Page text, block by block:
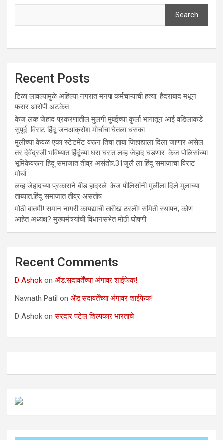
Search
Recent Posts
टिळा लावल्यामुळे अहिल्या नगरात मनपा कर्मचाऱ्याची हत्या. हैदराबाद मधून
फरार आरोपी अटकेत.
केज लव्ह जेहाद प्रकरणातील मुलगी मुंबईच्या कुर्ला भागातून आई वडिलांकडे
सुपूर्द. विराट हिंदू जनआक्रोश मोर्चाचा घेतला धसका
मुलीच्या केवळ एका स्टेटमेंट वरून तिचा ताबा जिहाद्याला दिला जाणार असेल
तर देवेंद्रजी भविष्यात हिंदूंच्या घरा घरात लव्ह जेहाद घडणार. केज पोलिसांच्या
भूमिकेवरून हिंदू समाजात तीव्र असंतोष.31जुलै ला हिंदू समाजाचा विराट
मोर्चा.
लव्ह जेहादच्या प्रकाराने बीड हादरले. केज पोलिसांनी मुलीला दिले मुलाच्या
ताब्यात.हिंदू समाजात तीव्र असंतोष
मोठी बातमी! समान नागरी कायद्याची तारीख ठरली! समिती स्थापन, कोण
आहेत अध्यक्ष? मुख्यमंत्र्यांची विधानसभेत मोठी घोषणी
Recent Comments
D Ashok on ॲड.सदावर्तेंच्या अंगावर शाईफेक!
Navnath Patil on ॲड.सदावर्तेंच्या अंगावर शाईफेक!
D Ashok onसरदार पटेल शिल्पकार भारताचे